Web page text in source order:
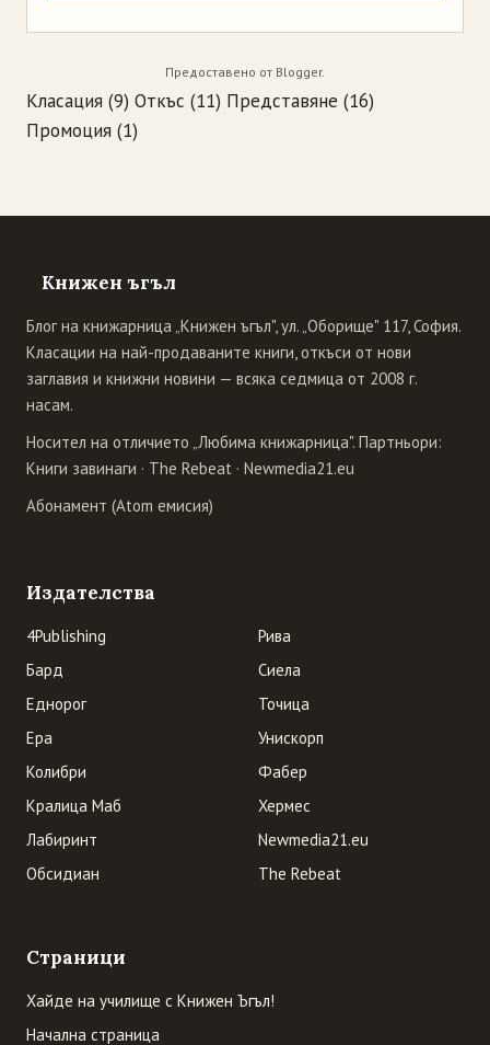
Предоставено от Blogger.
Класация (9) Откъс (11) Представяне (16)
Промоция (1)
Книжен ъгъл
Блог на книжарница „Книжен ъгъл", ул. „Оборище" 117, София.
Класации на най-продаваните книги, откъси от нови
заглавия и книжни новини — всяка седмица от 2008 г.
насам.
Носител на отличието „Любима книжарница". Партньори:
Книги завинаги · The Rebeat · Newmedia21.eu
Абонамент (Atom емисия)
Издателства
4Publishing
Бард
Еднорог
Ера
Колибри
Кралица Маб
Лабиринт
Обсидиан
Рива
Сиела
Точица
Унискорп
Фабер
Хермес
Newmedia21.eu
The Rebeat
Страници
Хайде на училище с Книжен Ъгъл!
Начална страница